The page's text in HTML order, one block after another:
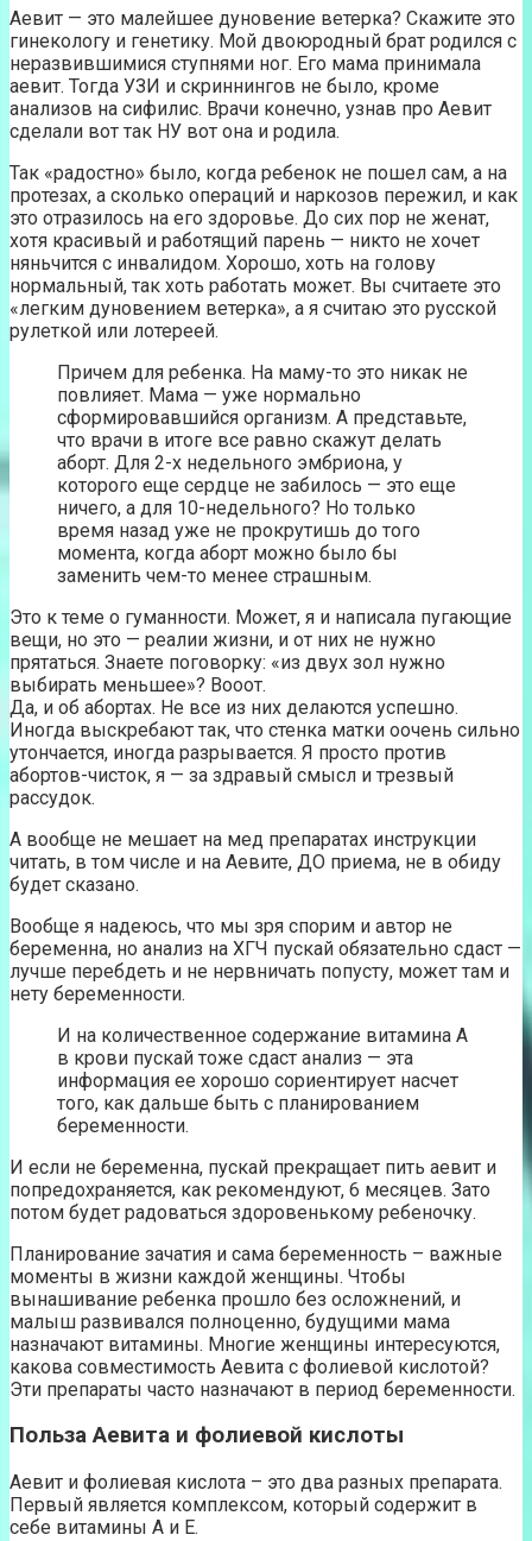
Аевит — это малейшее дуновение ветерка? Скажите это
гинекологу и генетику. Мой двоюродный брат родился с
неразвившимися ступнями ног. Его мама принимала
аевит. Тогда УЗИ и скриннингов не было, кроме
анализов на сифилис. Врачи конечно, узнав про Аевит
сделали вот так НУ вот она и родила.
Так «радостно» было, когда ребенок не пошел сам, а на
протезах, а сколько операций и наркозов пережил, и как
это отразилось на его здоровье. До сих пор не женат,
хотя красивый и работящий парень — никто не хочет
няньчится с инвалидом. Хорошо, хоть на голову
нормальный, так хоть работать может. Вы считаете это
«легким дуновением ветерка», а я считаю это русской
рулеткой или лотереей.
Причем для ребенка. На маму-то это никак не
повлияет. Мама — уже нормально
сформировавшийся организм. А представьте,
что врачи в итоге все равно скажут делать
аборт. Для 2-х недельного эмбриона, у
которого еще сердце не забилось — это еще
ничего, а для 10-недельного? Но только
время назад уже не прокрутишь до того
момента, когда аборт можно было бы
заменить чем-то менее страшным.
Это к теме о гуманности. Может, я и написала пугающие
вещи, но это — реалии жизни, и от них не нужно
прятаться. Знаете поговорку: «из двух зол нужно
выбирать меньшее»? Вооот.
Да, и об абортах. Не все из них делаются успешно.
Иногда выскребают так, что стенка матки оочень сильно
утончается, иногда разрывается. Я просто против
абортов-чисток, я — за здравый смысл и трезвый
рассудок.
А вообще не мешает на мед препаратах инструкции
читать, в том числе и на Аевите, ДО приема, не в обиду
будет сказано.
Вообще я надеюсь, что мы зря спорим и автор не
беременна, но анализ на ХГЧ пускай обязательно сдаст —
лучше перебдеть и не нервничать попусту, может там и
нету беременности.
И на количественное содержание витамина А
в крови пускай тоже сдаст анализ — эта
информация ее хорошо сориентирует насчет
того, как дальше быть с планированием
беременности.
И если не беременна, пускай прекращает пить аевит и
попредохраняется, как рекомендуют, 6 месяцев. Зато
потом будет радоваться здоровенькому ребеночку.
Планирование зачатия и сама беременность – важные
моменты в жизни каждой женщины. Чтобы
вынашивание ребенка прошло без осложнений, и
малыш развивался полноценно, будущими мама
назначают витамины. Многие женщины интересуются,
какова совместимость Аевита с фолиевой кислотой?
Эти препараты часто назначают в период беременности.
Польза Аевита и фолиевой кислоты
Аевит и фолиевая кислота – это два разных препарата.
Первый является комплексом, который содержит в
себе витамины А и Е.